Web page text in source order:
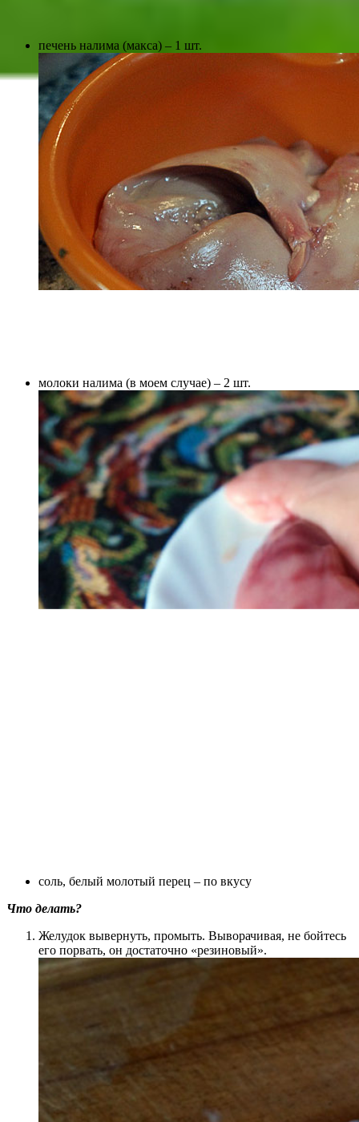
печень налима (макса) – 1 шт.
молоки налима (в моем случае) – 2 шт.
соль, белый молотый перец – по вкусу
Что делать?
Желудок вывернуть, промыть. Выворачивая, не бойтесь
его порвать, он достаточно «резиновый».